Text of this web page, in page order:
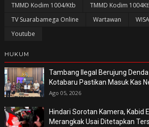
TMMD Kodim 1004/Ktb
TMMD Kodim
TV Suarabamega Online
Wartawan
Youtube
HUKUM
Tambang Ilegal Berujung
Kotabaru Pastikan Masuk Kas
Ago 05, 2026
Hindari Sorotan Kamera, Kabid
Merangkak Usai Ditetapkan